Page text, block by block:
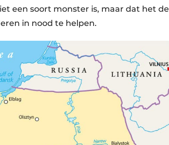
een soort monster is, maar dat het de
in nood te helpen.